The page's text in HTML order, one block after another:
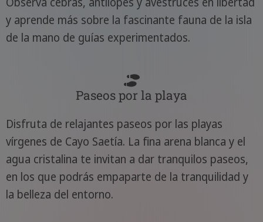
y aprende más sobre la fascinante fauna de la isla
de la mano de guías experimentados.
Paseos por la playa
Disfruta de relajantes paseos por las playas
vírgenes de Cayo Saetía. La fina arena blanca y el
agua cristalina te invitan a dar tranquilos paseos,
en los que podrás empaparte de la tranquilidad y
la belleza del entorno.